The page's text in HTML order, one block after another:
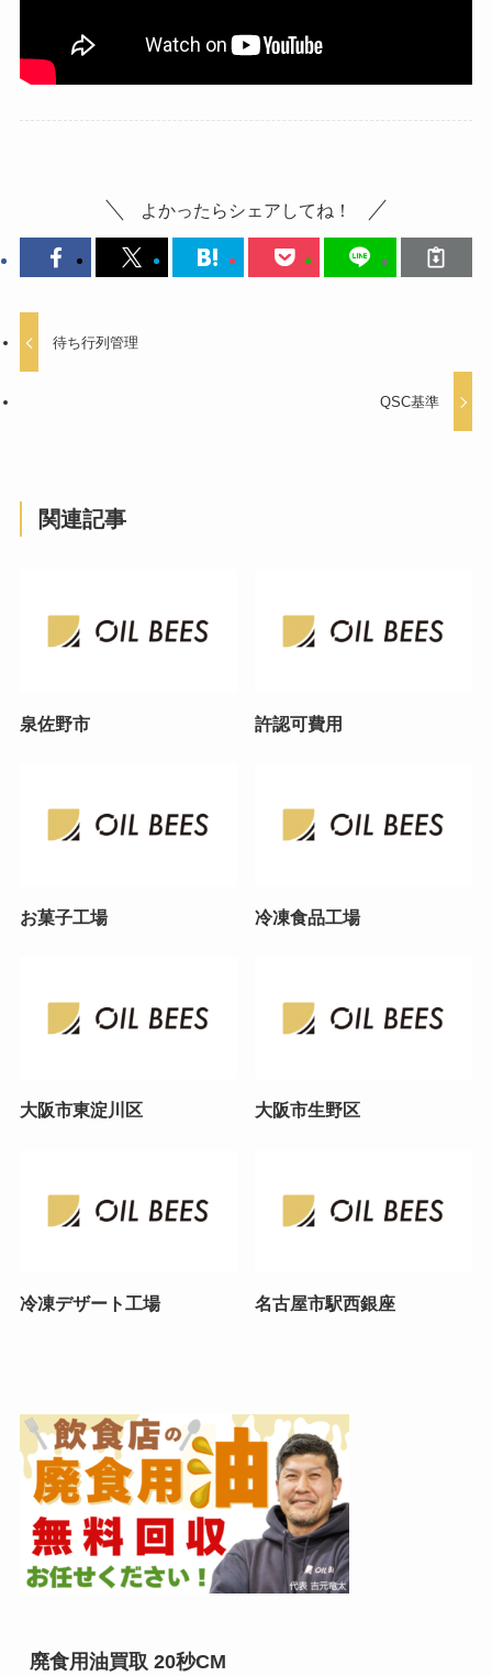
よかったらシェアしてね！
待ち行列管理
QSC基準
関連記事
泉佐野市 許認可費用
お菓子工場 冷凍食品工場
大阪市東淀川区 大阪市生野区
冷凍デザート工場 名古屋市駅西銀座
廃食用油買取 20秒CM